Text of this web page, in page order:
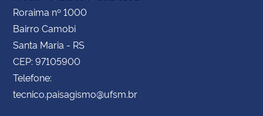
Roraima nº 1000
Bairro Camobi
Santa Maria - RS
CEP: 97105900
Telefone:
tecnico.paisagismo@ufsm.br